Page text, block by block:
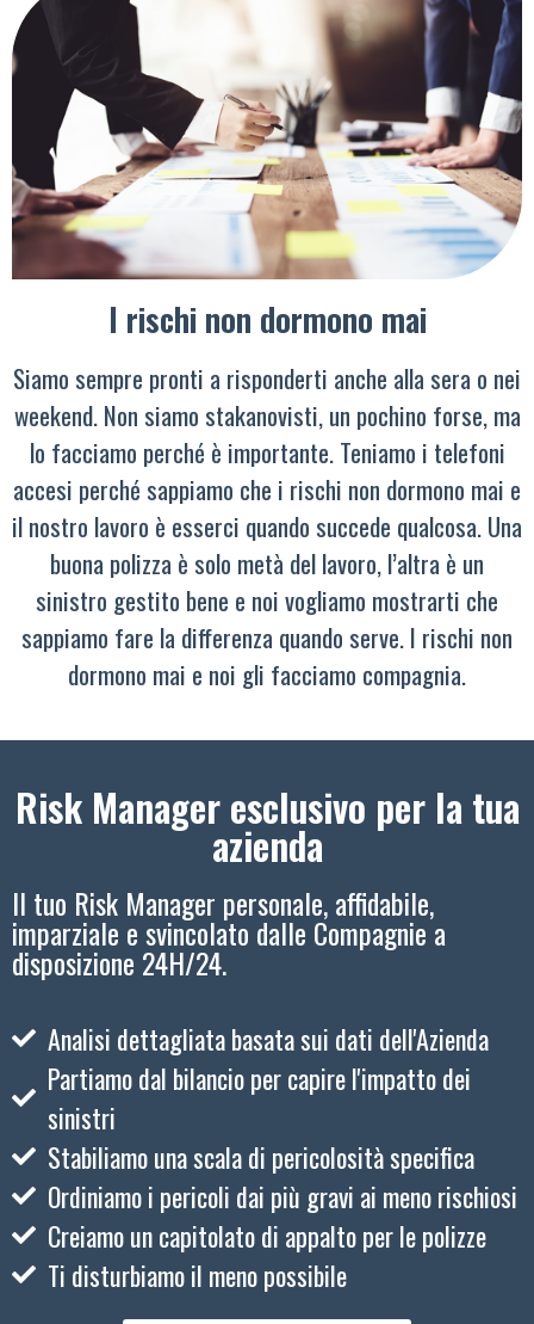
I rischi non dormono mai
Siamo sempre pronti a risponderti anche alla sera o nei
weekend. Non siamo stakanovisti, un pochino forse, ma
lo facciamo perché è importante. Teniamo i telefoni
accesi perché sappiamo che i rischi non dormono mai e
il nostro lavoro è esserci quando succede qualcosa. Una
buona polizza è solo metà del lavoro, l’altra è un
sinistro gestito bene e noi vogliamo mostrarti che
sappiamo fare la differenza quando serve. I rischi non
dormono mai e noi gli facciamo compagnia.
Risk Manager esclusivo per la tua
azienda
Il tuo Risk Manager personale, affidabile,
imparziale e svincolato dalle Compagnie a
disposizione 24H/24.
Analisi dettagliata basata sui dati dell'Azienda
Partiamo dal bilancio per capire l'impatto dei
sinistri
Stabiliamo una scala di pericolosità specifica
Ordiniamo i pericoli dai più gravi ai meno rischiosi
Creiamo un capitolato di appalto per le polizze
Ti disturbiamo il meno possibile